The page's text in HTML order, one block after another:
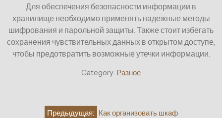
Для обеспечения безопасности информации в
хранилище необходимо применять надежные методы
шифрования и парольной защиты. Также стоит избегать
сохранения чувствительных данных в открытом доступе,
чтобы предотвратить возможные утечки информации.
Category: Разное
НавигацияПредыдущая: Как организовать шкаф